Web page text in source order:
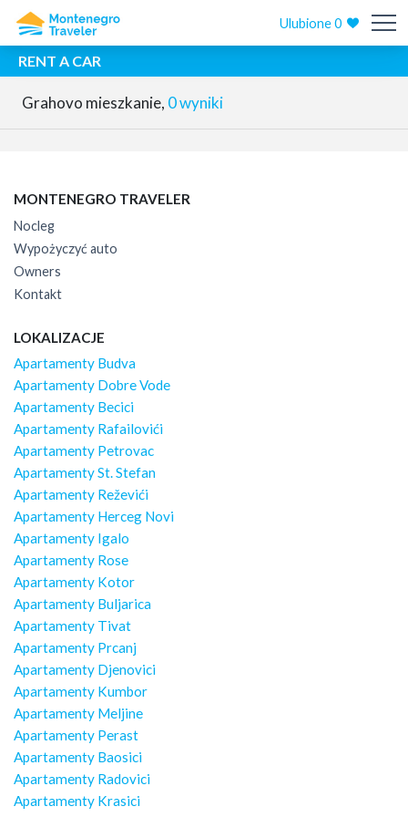
Ulubione0
RENT A CAR
Grahovo mieszkanie, 0 wyniki
MONTENEGRO TRAVELER
Nocleg
Wypożyczyć auto
Owners
Kontakt
LOKALIZACJE
Apartamenty Budva
Apartamenty Dobre Vode
Apartamenty Becici
Apartamenty Rafailovići
Apartamenty Petrovac
Apartamenty St. Stefan
Apartamenty Reževići
Apartamenty Herceg Novi
Apartamenty Igalo
Apartamenty Rose
Apartamenty Kotor
Apartamenty Buljarica
Apartamenty Tivat
Apartamenty Prcanj
Apartamenty Djenovici
Apartamenty Kumbor
Apartamenty Meljine
Apartamenty Perast
Apartamenty Baosici
Apartamenty Radovici
Apartamenty Krasici